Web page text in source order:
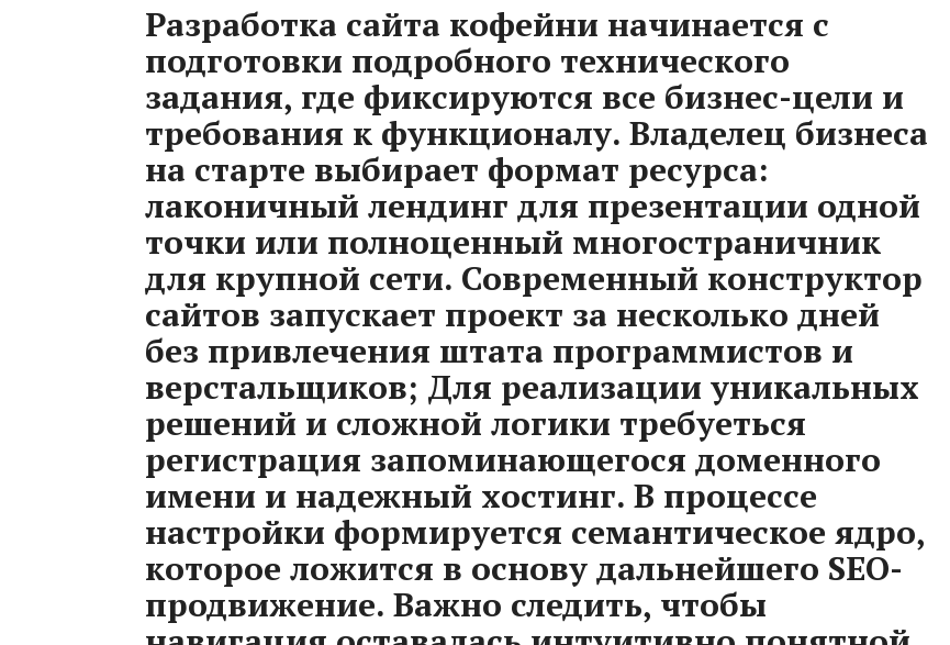
Разработка сайта кофейни начинается с
подготовки подробного технического
задания, где фиксируются все бизнес-цели и
требования к функционалу. Владелец бизнеса
на старте выбирает формат ресурса:
лаконичный лендинг для презентации одной
точки или полноценный многостраничник
для крупной сети. Современный конструктор
сайтов запускает проект за несколько дней
без привлечения штата программистов и
верстальщиков; Для реализации уникальных
решений и сложной логики требуеться
регистрация запоминающегося доменного
имени и надежный хостинг. В процессе
настройки формируется семантическое ядро,
которое ложится в основу дальнейшего SEO-
продвижение. Важно следить, чтобы